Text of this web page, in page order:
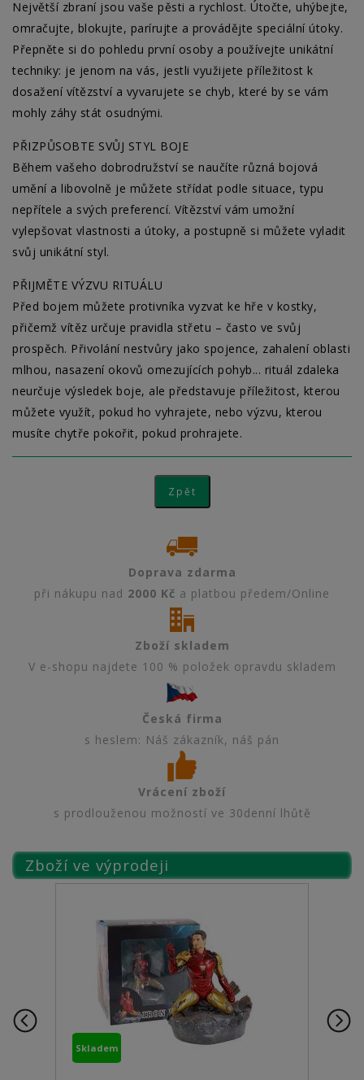
Největší zbraní jsou vaše pěsti a rychlost. Útočte, uhýbejte,
omračujte, blokujte, parírujte a provádějte speciální útoky.
Přepněte si do pohledu první osoby a používejte unikátní
techniky: je jenom na vás, jestli využijete příležitost k
dosažení vítězství a vyvarujete se chyb, které by se vám
mohly záhy stát osudnými.
PŘIZPŮSOBTE SVŮJ STYL BOJE
Během vašeho dobrodružství se naučíte různá bojová
umění a libovolně je můžete střídat podle situace, typu
nepřítele a svých preferencí. Vítězství vám umožní
vylepšovat vlastnosti a útoky, a postupně si můžete vyladit
svůj unikátní styl.
PŘIJMĚTE VÝZVU RITUÁLU
Před bojem můžete protivníka vyzvat ke hře v kostky,
přičemž vítěz určuje pravidla střetu – často ve svůj
prospěch. Přivolání nestvůry jako spojence, zahalení oblasti
mlhou, nasazení okovů omezujících pohyb... rituál zdaleka
neurčuje výsledek boje, ale představuje příležitost, kterou
můžete využít, pokud ho vyhrajete, nebo výzvu, kterou
musíte chytře pokořit, pokud prohrajete.
Doprava zdarma
při nákupu nad 2000 Kč a platbou předem/Online
Zboží skladem
V e-shopu najdete 100 % položek opravdu skladem
Česká firma
s heslem: Náš zákazník, náš pán
Vrácení zboží
s prodlouženou možností ve 30denní lhůtě
Zboží ve výprodeji